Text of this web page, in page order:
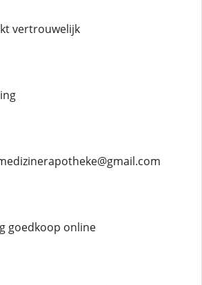
vertrouwelijk
goedkoop online